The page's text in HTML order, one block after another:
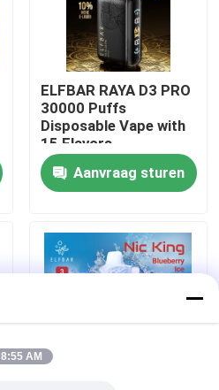
ELFBAR RAYA D3 PRO
30000 Puffs
Disposable Vape with
15 Flavors
Aanvraag sturen
8:55 AM